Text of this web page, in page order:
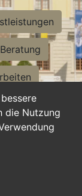
die Nutzung